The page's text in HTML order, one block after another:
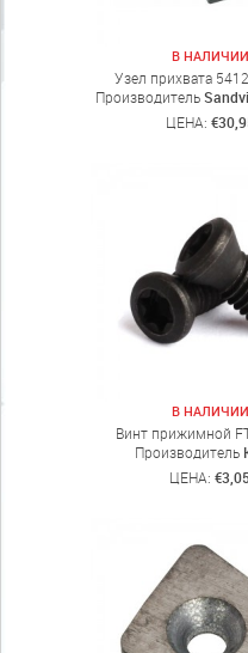
В НАЛИЧИИ
Узел прихвата
Производитель
ЦЕНА:
В НАЛИЧИИ
Винт прижимной
Производитель
ЦЕНА: